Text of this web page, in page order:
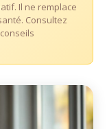
Il ne remplace
Consultez